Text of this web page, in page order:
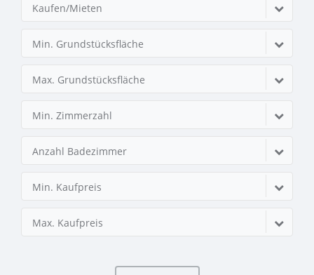
Kaufen/Mieten
Min. Grundstücksfläche
Max. Grundstücksfläche
Min. Zimmerzahl
Anzahl Badezimmer
Min. Kaufpreis
Max. Kaufpreis